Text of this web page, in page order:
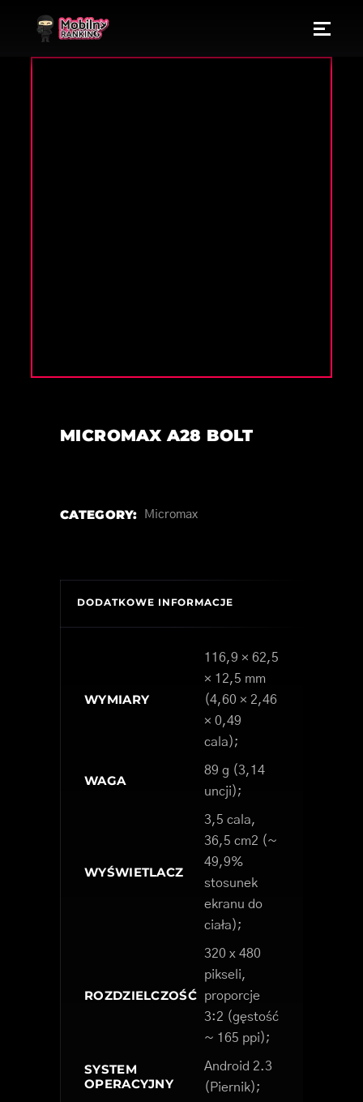
MICROMAX A28 BOLT
CATEGORY: Micromax
DODATKOWE INFORMACJE
WYMIARY
116,9 × 62,5
× 12,5 mm
(4,60 × 2,46
× 0,49
cala);
WAGA
89 g (3,14
uncji);
WYŚWIETLACZ
3,5 cala,
36,5 cm2 (~
49,9%
stosunek
ekranu do
ciała);
ROZDZIELCZOŚĆ
320 x 480
pikseli,
proporcje
3:2 (gęstość
~ 165 ppi);
SYSTEM
OPERACYJNY
Android 2.3
(Piernik);